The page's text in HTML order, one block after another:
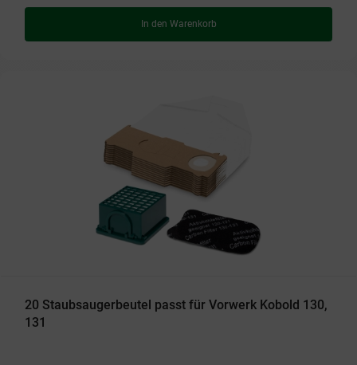
In den Warenkorb
20 Staubsaugerbeutel passt für Vorwerk Kobold 130,
131